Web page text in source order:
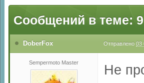
Сообщений в теме: 9
DoberFox Отправлено 03
Sempermoto Master
Не